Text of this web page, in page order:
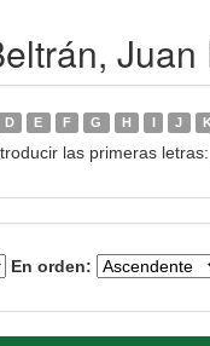
Juan
D E F G H I J K
las primeras letras:
En orden: